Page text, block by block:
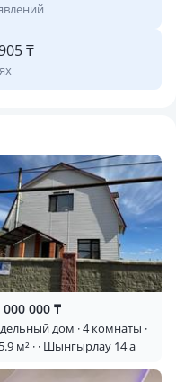
₸
000 000 ₸
дом · 4 комнаты ·
165.9 м² · · Шынгырлау 14 а